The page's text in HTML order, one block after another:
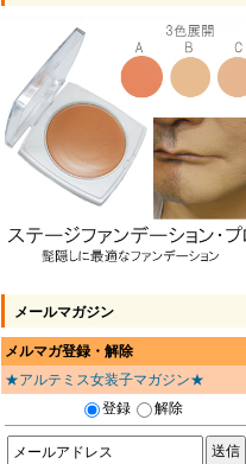
メールマガジン
メルマガ登録・解除
★アルテミス女装子マガジン★
登録
解除